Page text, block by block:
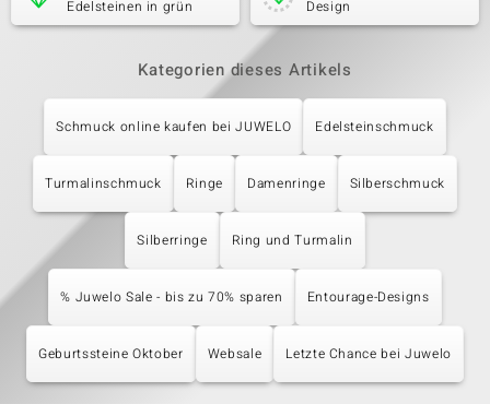
Edelsteinen in grün
Design
Kategorien dieses Artikels
Schmuck online kaufen bei JUWELO Edelsteinschmuck
Turmalinschmuck Ringe Damenringe Silberschmuck
Silberringe Ring und Turmalin
% Juwelo Sale - bis zu 70% sparen Entourage-Designs
Geburtssteine Oktober Websale Letzte Chance bei Juwelo